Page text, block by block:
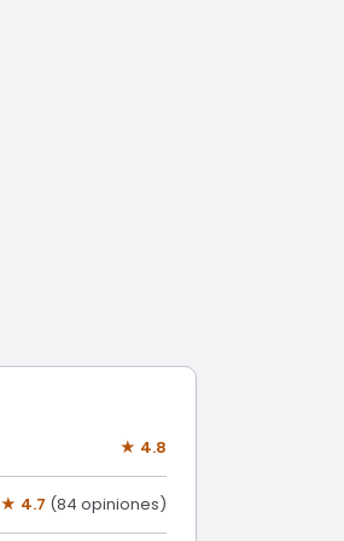
★ 4.8
★ 4.7 (84 opiniones)